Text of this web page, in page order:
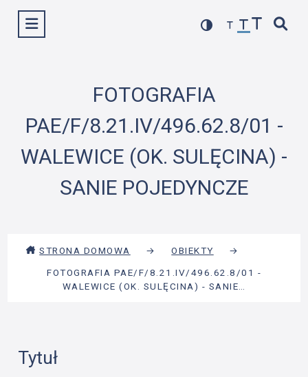
Wyświetl menu
FOTOGRAFIA
PAE/F/8.21.IV/496.62.8/01 -
WALEWICE (OK. SULĘCINA) -
SANIE POJEDYNCZE
STRONA DOMOWA → OBIEKTY
→
FOTOGRAFIA PAE/F/8.21.IV/496.62.8/01 -
WALEWICE (OK. SULĘCINA) - SANIE…
Tytuł